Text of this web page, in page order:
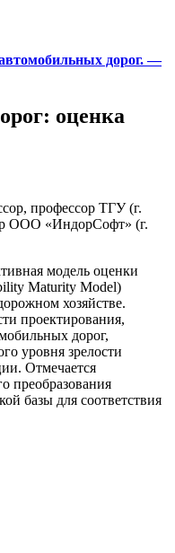
дорог. —
оценка
профессор ТГУ (г.
ООО «ИндорСофт» (г.
модель оценки
Maturity Model)
хозяйстве.
проектирования,
дорог,
уровня зрелости
Отмечается
преобразования
базы для соответствия